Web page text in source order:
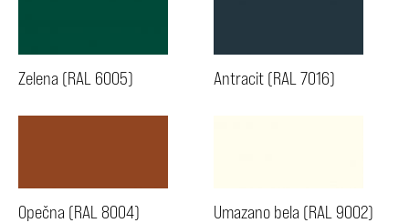
Zelena (RAL 6005) Antracit (RAL 7016)
Opečna (RAL 8004) Umazano bela (RAL 9002)